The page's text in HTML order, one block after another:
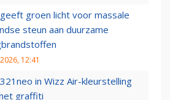
groen licht voor massale
steun aan duurzame
12:41
in Wizz Air-kleurstelling
graffiti